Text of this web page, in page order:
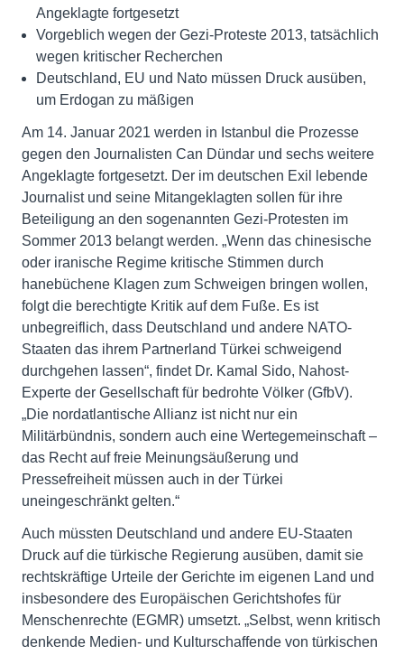
Angeklagte fortgesetzt
Vorgeblich wegen der Gezi-Proteste 2013, tatsächlich
wegen kritischer Recherchen
Deutschland, EU und Nato müssen Druck ausüben,
um Erdogan zu mäßigen
Am 14. Januar 2021 werden in Istanbul die Prozesse
gegen den Journalisten Can Dündar und sechs weitere
Angeklagte fortgesetzt. Der im deutschen Exil lebende
Journalist und seine Mitangeklagten sollen für ihre
Beteiligung an den sogenannten Gezi-Protesten im
Sommer 2013 belangt werden. „Wenn das chinesische
oder iranische Regime kritische Stimmen durch
hanebüchene Klagen zum Schweigen bringen wollen,
folgt die berechtigte Kritik auf dem Fuße. Es ist
unbegreiflich, dass Deutschland und andere NATO-
Staaten das ihrem Partnerland Türkei schweigend
durchgehen lassen“, findet Dr. Kamal Sido, Nahost-
Experte der Gesellschaft für bedrohte Völker (GfbV).
„Die nordatlantische Allianz ist nicht nur ein
Militärbündnis, sondern auch eine Wertegemeinschaft –
das Recht auf freie Meinungsäußerung und
Pressefreiheit müssen auch in der Türkei
uneingeschränkt gelten.“
Auch müssten Deutschland und andere EU-Staaten
Druck auf die türkische Regierung ausüben, damit sie
rechtskräftige Urteile der Gerichte im eigenen Land und
insbesondere des Europäischen Gerichtshofes für
Menschenrechte (EGMR) umsetzt. „Selbst, wenn kritisch
denkende Medien- und Kulturschaffende von türkischen